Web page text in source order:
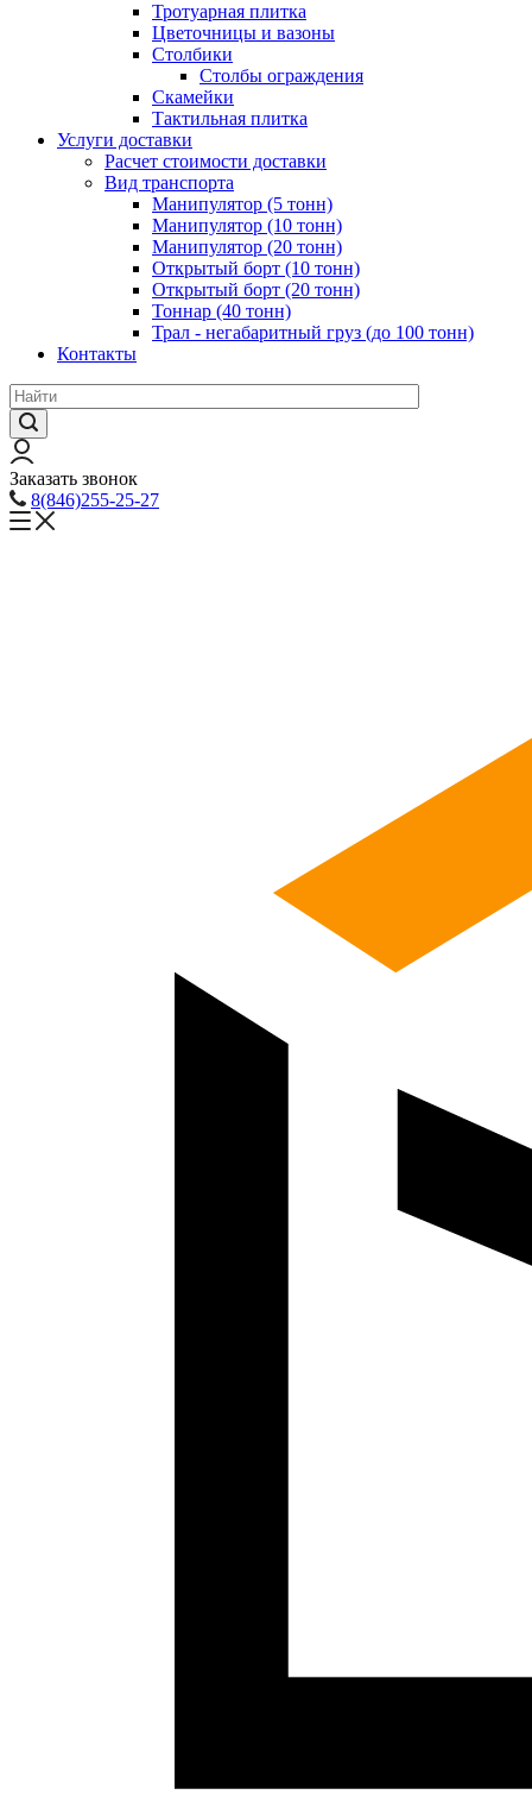
Тротуарная плитка
Цветочницы и вазоны
Столбики
Столбы ограждения
Скамейки
Тактильная плитка
Услуги доставки
Расчет стоимости доставки
Вид транспорта
Манипулятор (5 тонн)
Манипулятор (10 тонн)
Манипулятор (20 тонн)
Открытый борт (10 тонн)
Открытый борт (20 тонн)
Тоннар (40 тонн)
Трал - негабаритный груз (до 100 тонн)
Контакты
Заказать звонок
8(846)255-25-27